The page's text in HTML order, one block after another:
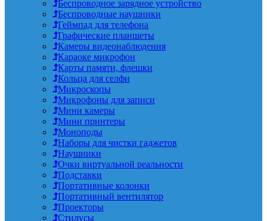
Беспроводное зарядное устройство
Беспроводные наушники
Геймпад для телефона
Графические планшеты
Камеры видеонаблюдения
Караоке микрофон
Карты памяти, флешки
Кольца для селфи
Микроскопы
Микрофоны для записи
Мини камеры
Мини принтеры
Моноподы
Наборы для чистки гаджетов
Наушники
Очки виртуальной реальности
Подставки
Портативные колонки
Портативный вентилятор
Проекторы
Стилусы